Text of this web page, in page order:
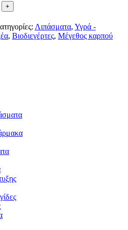
Λιπάσματα, Υγρά -
, Βιοδιεγέρτες, Μέγεθος καρπού